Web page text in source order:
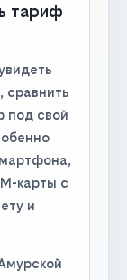
тариф
сравнить
под свой
карты с
и